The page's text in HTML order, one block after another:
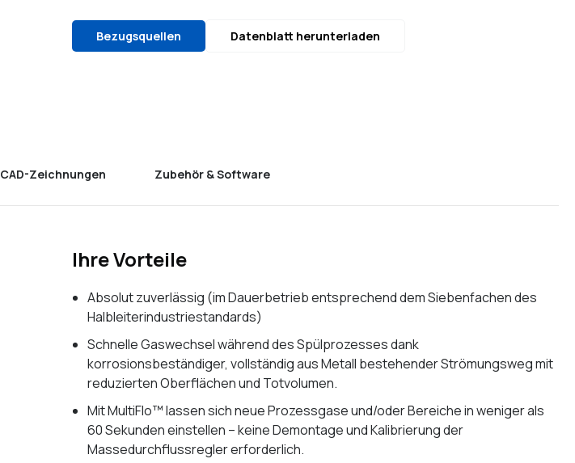
Bezugsquellen Datenblatt herunterladen
CAD-Zeichnungen Zubehör & Software
Ihre Vorteile
Absolut zuverlässig (im Dauerbetrieb entsprechend dem Siebenfachen des
Halbleiterindustriestandards)
Schnelle Gaswechsel während des Spülprozesses dank
korrosionsbeständiger, vollständig aus Metall bestehender Strömungsweg mit
reduzierten Oberflächen und Totvolumen.
Mit MultiFlo™ lassen sich neue Prozessgase und/oder Bereiche in weniger als
60 Sekunden einstellen – keine Demontage und Kalibrierung der
Massedurchflussregler erforderlich.